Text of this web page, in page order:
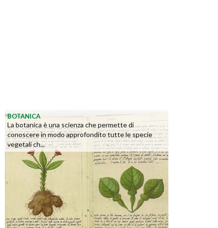
BOTANICA
La botanica è una scienza che permette di
conoscere in modo approfondito tutte le specie
vegetali ch...